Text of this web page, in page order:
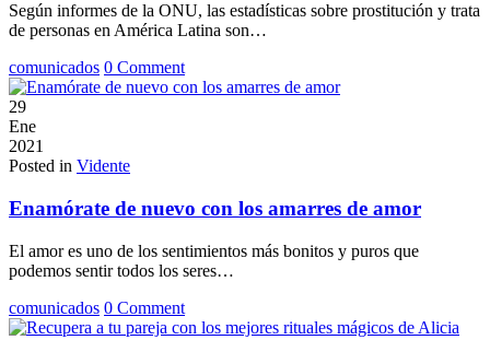
Según informes de la ONU, las estadísticas sobre prostitución y trata
de personas en América Latina son…
comunicados 0 Comment
29
Ene
2021
Posted in Vidente
Enamórate de nuevo con los amarres de amor
El amor es uno de los sentimientos más bonitos y puros que
podemos sentir todos los seres…
comunicados 0 Comment